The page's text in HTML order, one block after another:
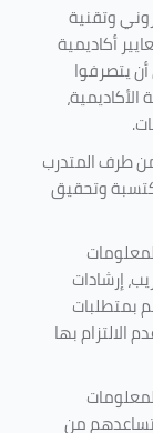
وتقنية
أكاديمية
يتصرفوا
طرف المتدرب
وتحقيق
إرشادات
بمتطلبات
الالتزام بها
تساعدهم من